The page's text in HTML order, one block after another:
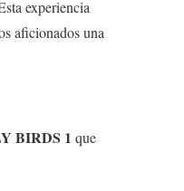
experiencia
aficionados una
BIRDS 1 que